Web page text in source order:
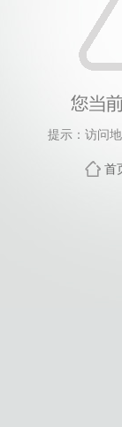
提示：访问
首